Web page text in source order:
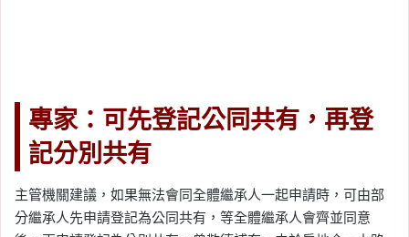
專家：可先登記公同共有，再登
記分別共有
主管機關建議，如果無法會同全體繼承人一起申請時，可由部
分繼承人先申請登記為公同共有，等全體繼承人會齊並同意